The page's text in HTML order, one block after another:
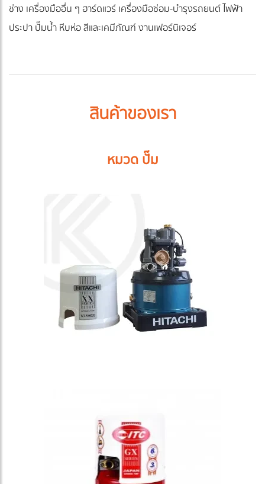
ช่าง เครื่องมืออื่น ๆ ฮาร์ดแวร์ เครื่องมือซ่อม-บำรุงรถยนต์ ไฟฟ้า
ประปา ปั๊มน้ำ หีบห่อ สีและเคมีภัณฑ์ งานเฟอร์นิเจอร์
สินค้าของเรา
หมวด ปั๊ม